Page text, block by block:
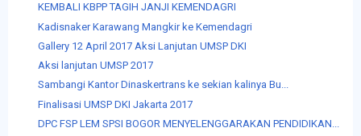
KEMBALI KBPP TAGIH JANJI KEMENDAGRI
Kadisnaker Karawang Mangkir ke Kemendagri
Gallery 12 April 2017 Aksi Lanjutan UMSP DKI
Aksi lanjutan UMSP 2017
Sambangi Kantor Dinaskertrans ke sekian kalinya Bu...
Finalisasi UMSP DKI Jakarta 2017
DPC FSP LEM SPSI BOGOR MENYELENGGARAKAN PENDIDIKAN...